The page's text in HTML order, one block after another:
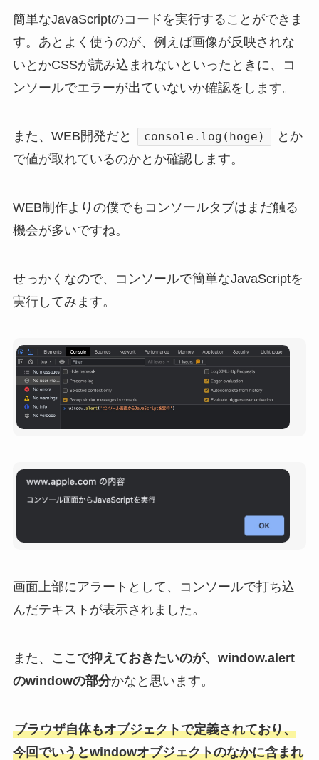
簡単なJavaScriptのコードを実行することができま
す。あとよく使うのが、例えば画像が反映されな
いとかCSSが読み込まれないといったときに、コ
ンソールでエラーが出ていないか確認をします。
また、WEB開発だと console.log(hoge)
とか
で値が取れているのかとか確認します。
WEB制作よりの僕でもコンソールタブはまだ触る
機会が多いですね。
せっかくなので、コンソールで簡単なJavaScriptを
実行してみます。
画面上部にアラートとして、コンソールで打ち込
んだテキストが表示されました。
また、
ここで抑えておきたいのが、window.alert
のwindowの部分かなと思います。
ブラウザ自体もオブジェクトで定義されており、
今回でいうとwindowオブジェクトのなかに含まれ